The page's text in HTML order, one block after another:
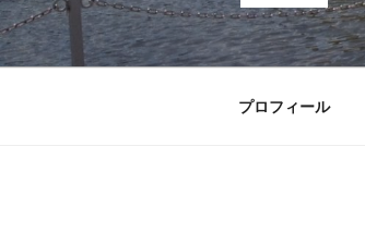
へ
ス
キ
プロフィール